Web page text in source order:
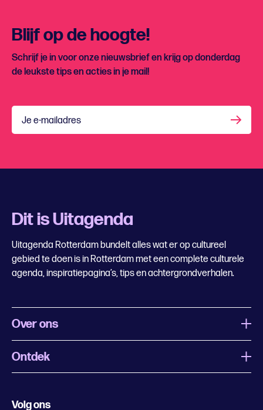
Blijf op de hoogte!
Schrijf je in voor onze nieuwsbrief en krijg op donderdag
de leukste tips en acties in je mail!
Je e-mailadres
Dit is Uitagenda
Uitagenda Rotterdam bundelt alles wat er op cultureel
gebied te doen is in Rotterdam met een complete culturele
agenda, inspiratiepagina’s, tips en achtergrondverhalen.
Over ons
Wat is Uitagenda Rotterdam
Ontdek
Volg ons